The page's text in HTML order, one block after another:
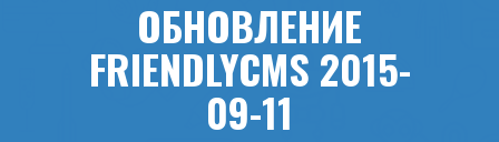
ОБНОВЛЕНИЕ
FRIENDLYCMS 2015-
09-11